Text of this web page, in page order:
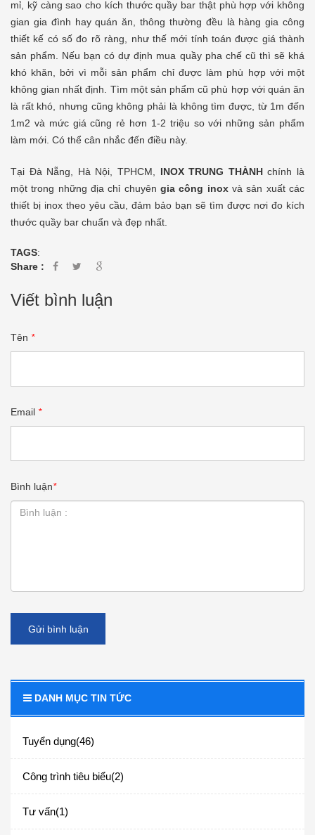
DANH MỤC TIN TỨC
Tuyển dụng(46)
Công trình tiêu biểu(2)
Tư vấn(1)
mỉ, kỹ càng sao cho kích thước quầy bar thật phù hợp với không
gian gia đình hay quán ăn, thông thường đều là hàng gia công
thiết kế có số đo rõ ràng, như thế mới tính toán được giá thành
sản phẩm. Nếu bạn có dự định mua quầy pha chế cũ thì sẽ khá
khó khăn, bởi vì mỗi sản phẩm chỉ được làm phù hợp với một
không gian nhất định. Tìm một sản phẩm cũ phù hợp với quán ăn
là rất khó, nhưng cũng không phải là không tìm được, từ 1m đến
1m2 và mức giá cũng rẻ hơn 1-2 triệu so với những sản phẩm
làm mới. Có thể cân nhắc đến điều này.
Tại Đà Nẵng, Hà Nội, TPHCM, INOX TRUNG THÀNHchính là
một trong những địa chỉ chuyên gia công inoxvà sản xuất các
thiết bị inox theo yêu cầu, đảm bảo bạn sẽ tìm được nơi đo kích
thước quầy bar chuẩn và đẹp nhất.
TAGS:
Share :
Viết bình luận
Tên *
Email *
Bình luận*
Gửi bình luận